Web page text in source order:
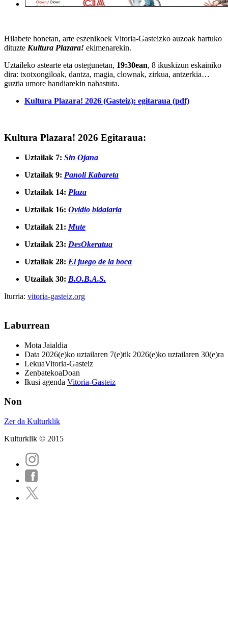
Hilabete honetan, arte eszenikoek Vitoria-Gasteizko auzoak hartuko
dituzte Kultura Plazara! ekimenarekin.
Uztaileko astearte eta ostegunetan, 19:30ean, 8 ikuskizun eskainiko
dira: txotxongiloak, dantza, magia, clownak, zirkua, antzerkia…
guztia umore handiarekin nahastuta.
Kultura Plazara! 2026 (Gasteiz): egitaraua (pdf)
Kultura Plazara! 2026 Egitaraua:
Uztailak 7: Sin Ojana
Uztailak 9: Panoli Kabareta
Uztailak 14: Plaza
Uztailak 16: Ovidio bidaiaria
Uztailak 21: Mute
Uztailak 23: DesOkeratua
Uztailak 28: El juego de la boca
Utzailak 30: B.O.B.A.S.
Iturria: vitoria-gasteiz.org
Laburrean
Mota Jaialdia
Data 2026(e)ko uztailaren 7(e)tik 2026(e)ko uztailaren 30(e)ra
LekuaVitoria-Gasteiz
ZenbatekoaDoan
Ikusi agenda Vitoria-Gasteiz
Non
Zer da Kulturklik
Kulturklik © 2015